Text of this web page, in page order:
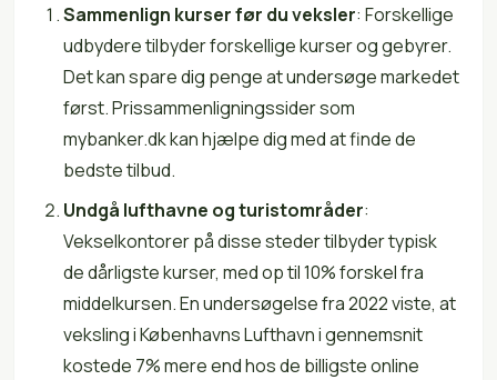
Sammenlign kurser før du veksler: Forskellige
udbydere tilbyder forskellige kurser og gebyrer.
Det kan spare dig penge at undersøge markedet
først. Prissammenligningssider som
mybanker.dk kan hjælpe dig med at finde de
bedste tilbud.
Undgå lufthavne og turistområder:
Vekselkontorer på disse steder tilbyder typisk
de dårligste kurser, med op til 10% forskel fra
middelkursen. En undersøgelse fra 2022 viste, at
veksling i Københavns Lufthavn i gennemsnit
kostede 7% mere end hos de billigste online